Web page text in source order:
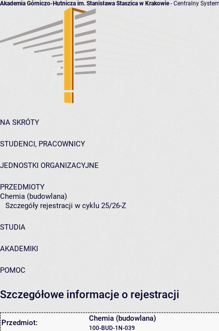
Akademia Górniczo-Hutnicza im. Stanisława Staszica w Krakowie- Centralny
NA SKRÓTY
STUDENCI, PRACOWNICY
JEDNOSTKI ORGANIZACYJNE
PRZEDMIOTY
Chemia (budowlana)
Szczegóły rejestracji w cyklu 25/26-Z
STUDIA
AKADEMIKI
POMOC
Szczegółowe informacje o rejestracji
Przedmiot: Chemia (budowlana)
100-BUD-1N-039